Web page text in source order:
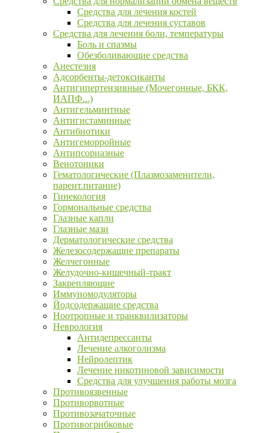
Средства для лечения костей
Средства для лечения суставов
Средства для лечения боли, температуры
Боль и спазмы
Обезболивающие средства
Анестезия
Адсорбенты-детоксиканты
Антигипертензивные (Мочегонные, БКК,
ИАПФ...)
Антигельминтные
Антигистаминные
Антибиотики
Антигеморройные
Антипсориазные
Венотоники
Гематологические (Плазмозаменители,
парент.питание)
Гинекология
Гормональные средства
Глазные капли
Глазные мази
Дерматологические средства
Железосодержащие препараты
Желчегонные
Желудочно-кишечный-тракт
Закрепляющие
Иммуномодуляторы
Йодсодержащие средства
Ноотропные и транквилизаторы
Неврология
Антидепрессанты
Лечение алкоголизма
Нейролептик
Лечение никотиновой зависимости
Средства для улучшения работы мозга
Противоязвенные
Противорвотные
Противозачаточные
Противогрибковые